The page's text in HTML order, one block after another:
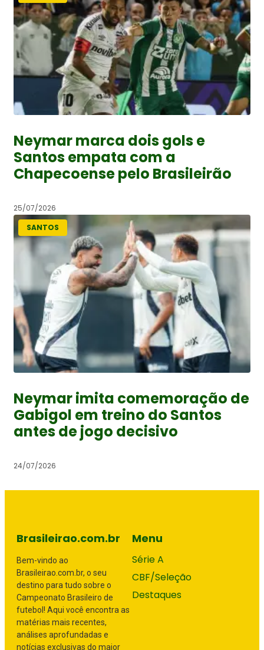
Neymar marca dois gols e
Santos empata com a
Chapecoense pelo Brasileirão
25/07/2026
SANTOS
Neymar imita comemoração de
Gabigol em treino do Santos
antes de jogo decisivo
24/07/2026
Brasileirao.com.br
Bem-vindo ao
Brasileirao.com.br, o seu
destino para tudo sobre o
Campeonato Brasileiro de
futebol! Aqui você encontra as
matérias mais recentes,
análises aprofundadas e
notícias exclusivas do maior
Menu
Série A
CBF/Seleção
Destaques